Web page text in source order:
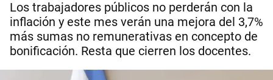
Los trabajadores públicos no perderán con la
inflación y este mes verán una mejora del 3,7%
más sumas no remunerativas en concepto de
bonificación. Resta que cierren los docentes.